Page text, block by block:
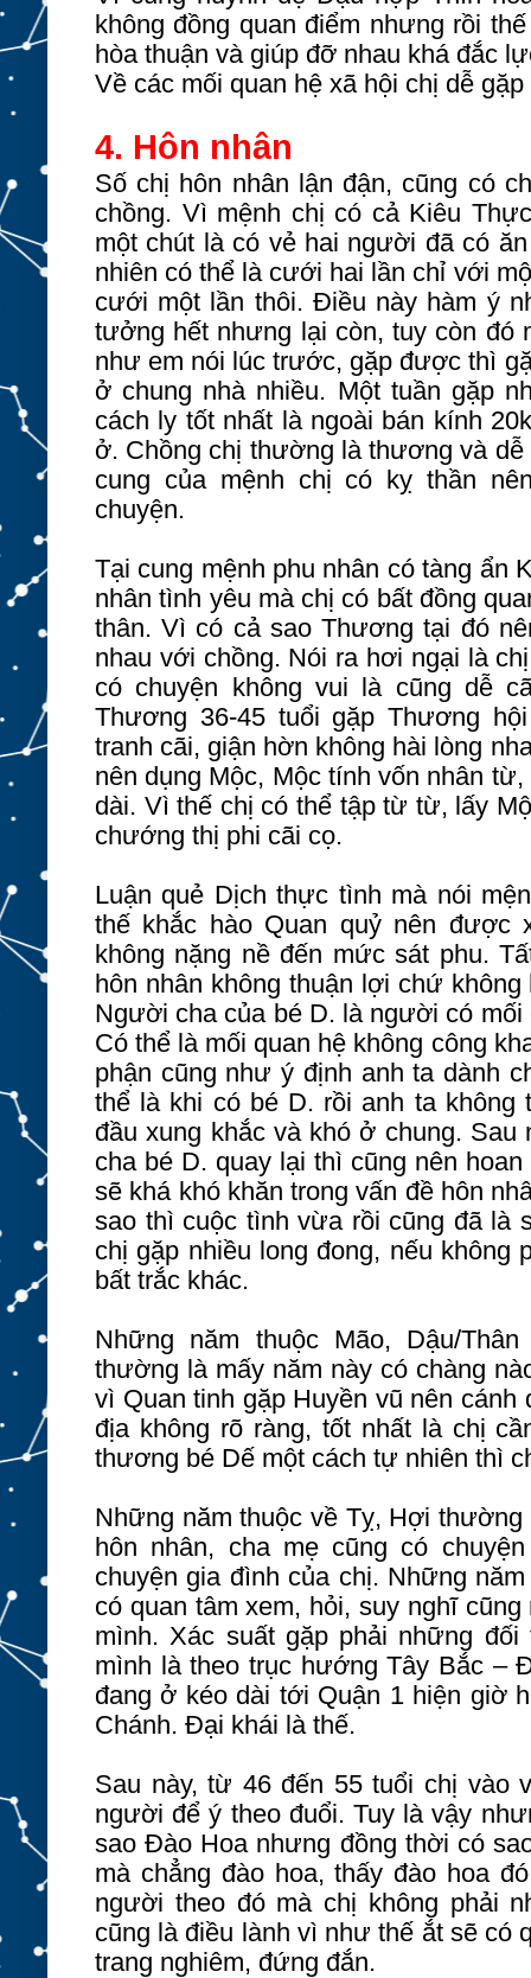
không đồng quan điểm nhưng rồi
hòa thuận và giúp đỡ nhau khá đắc
Về các mối quan hệ xã hội chị dễ
4. Hôn nhân
Số chị hôn nhân lận đận, cũng có
chồng. Vì mệnh chị có cả Kiêu
một chút là có vẻ hai người đã có
nhiên có thể là cưới hai lần chỉ với
cưới một lần thôi. Điều này hàm ý
tưởng hết nhưng lại còn, tuy còn đó
như em nói lúc trước, gặp được thì
ở chung nhà nhiều. Một tuần gặp
cách ly tốt nhất là ngoài bán kính
ở. Chồng chị thường là thương và
cung của mệnh chị có kỵ thần
chuyện.
Tại cung mệnh phu nhân có tàng ẩn
nhân tình yêu mà chị có bất đồng
thân. Vì có cả sao Thương tại đó
nhau với chồng. Nói ra hơi ngại là
có chuyện không vui là cũng dễ
Thương 36-45 tuổi gặp Thương
tranh cãi, giận hờn không hài lòng
nên dụng Mộc, Mộc tính vốn nhân
dài. Vì thế chị có thể tập từ từ, lấy
chướng thị phi cãi cọ.
Luận quẻ Dịch thực tình mà nói
thế khắc hào Quan quỷ nên được
không nặng nề đến mức sát phu.
hôn nhân không thuận lợi chứ
Người cha của bé D. là người có mối
Có thể là mối quan hệ không công
phận cũng như ý định anh ta dành
thể là khi có bé D. rồi anh ta
đầu xung khắc và khó ở chung.
cha bé D. quay lại thì cũng nên
sẽ khá khó khăn trong vấn đề hôn
sao thì cuộc tình vừa rồi cũng đã là
chị gặp nhiều long đong, nếu không
bất trắc khác.
Những năm thuộc Mão, Dậu/
thường là mấy năm này có chàng
vì Quan tinh gặp Huyền vũ nên
địa không rõ ràng, tốt nhất là chị
thương bé Dế một cách tự nhiên thì
Những năm thuộc về Tỵ, Hợi
hôn nhân, cha mẹ cũng có
chuyện gia đình của chị. Những
có quan tâm xem, hỏi, suy nghĩ
mình. Xác suất gặp phải những
mình là theo trục hướng Tây Bắc –
đang ở kéo dài tới Quận 1 hiện giờ
Chánh. Đại khái là thế.
Sau này, từ 46 đến 55 tuổi chị vào
người để ý theo đuổi. Tuy là vậy
sao Đào Hoa nhưng đồng thời có
mà chẳng đào hoa, thấy đào hoa
người theo đó mà chị không phải
cũng là điều lành vì như thế ắt sẽ có
trang nghiêm, đứng đắn.